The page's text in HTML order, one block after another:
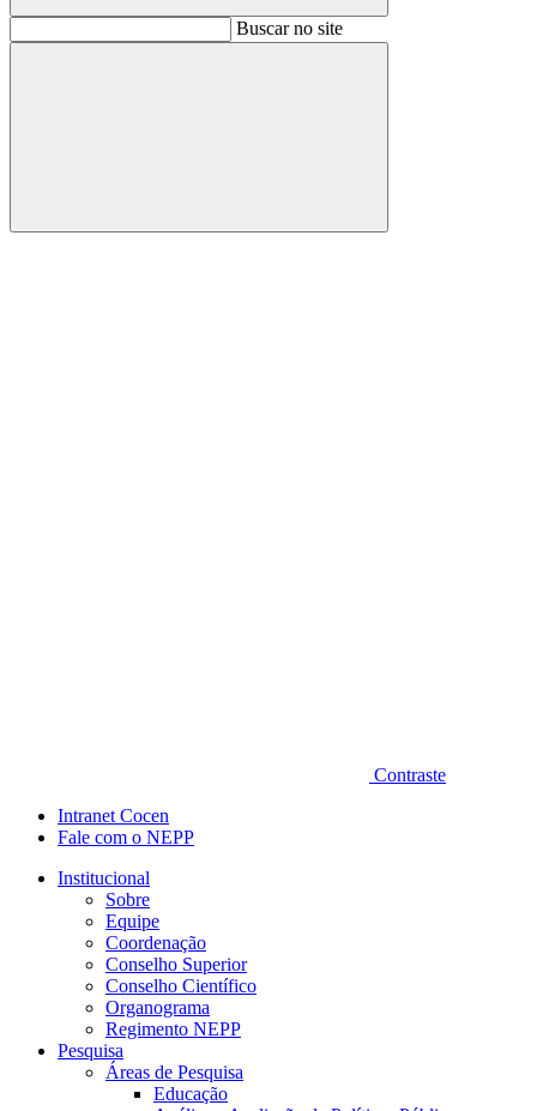
BuscarBuscar no site
Buscar
Contraste
Intranet Cocen
Fale com o NEPP
Institucional
Sobre
Equipe
Coordenação
Conselho Superior
Conselho Científico
Organograma
Regimento NEPP
Pesquisa
Áreas de Pesquisa
Educação